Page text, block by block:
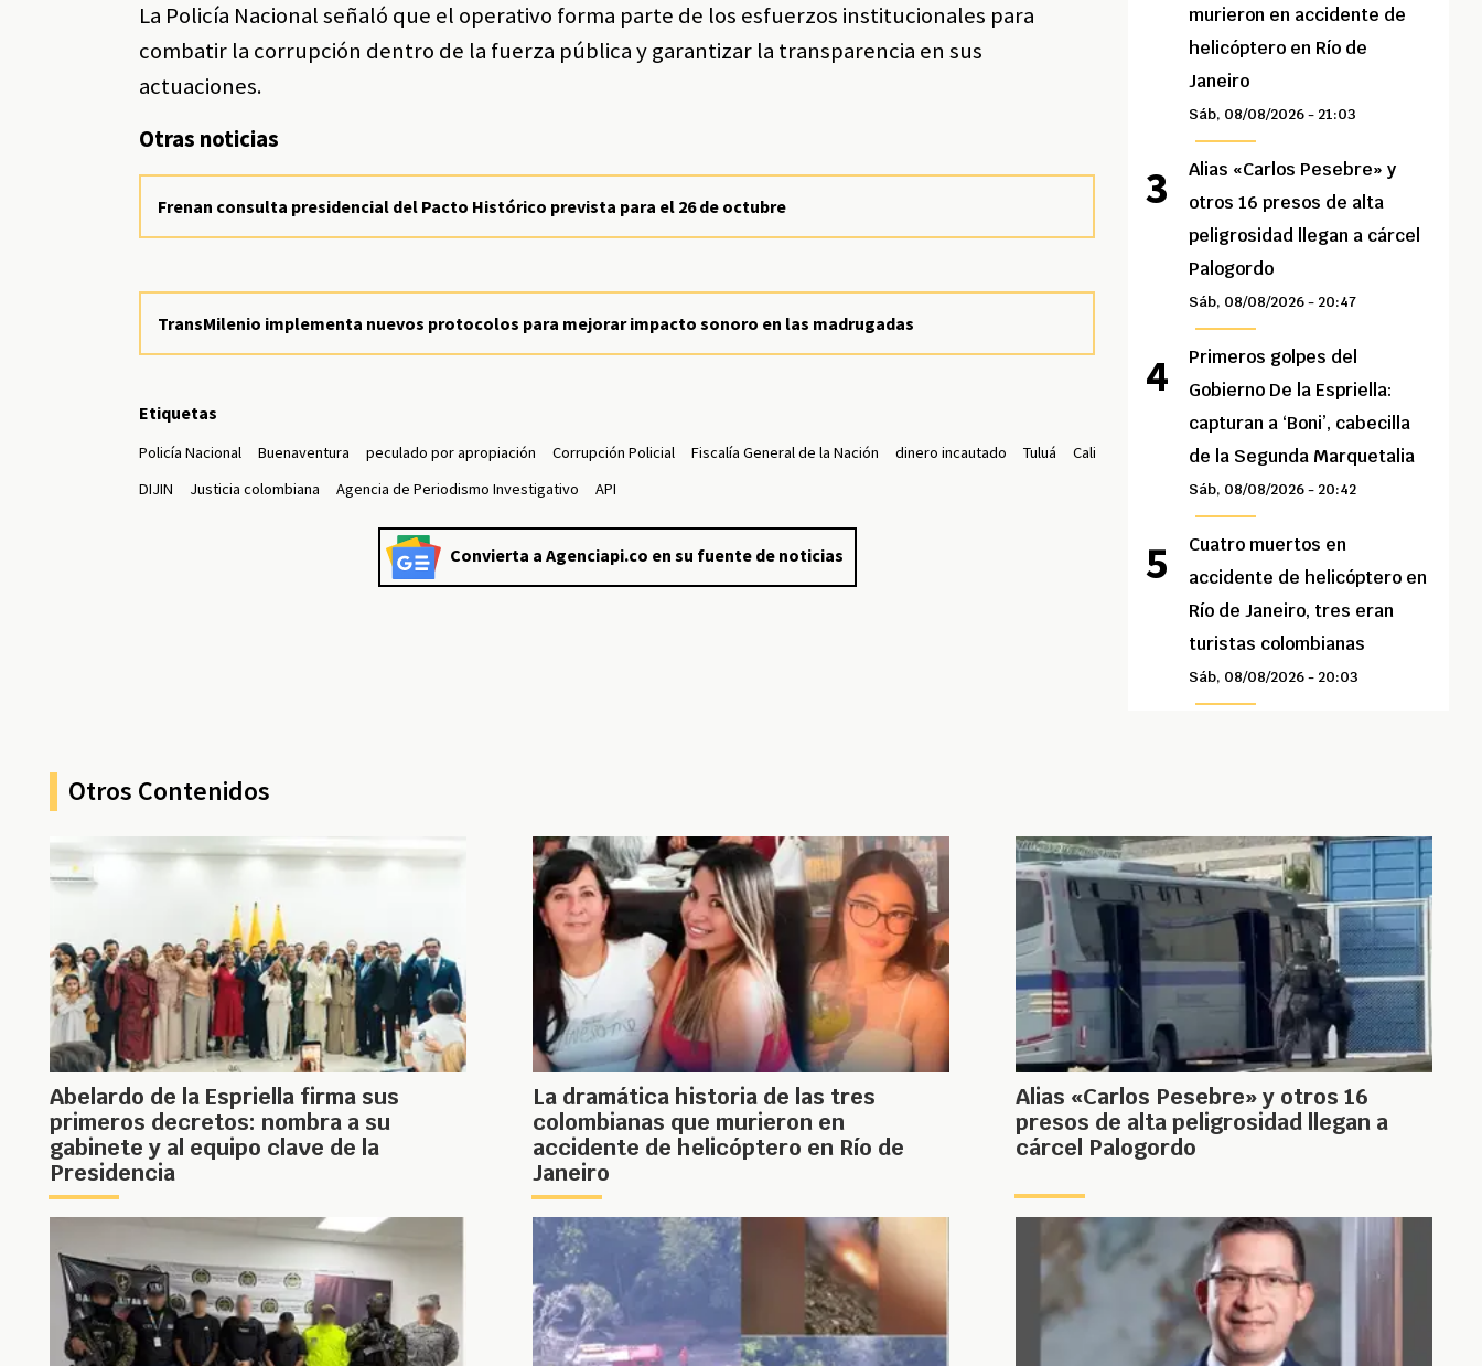
La Policía Nacional señaló que el operativo forma parte de los esfuerzos institucionales para
combatir la corrupción dentro de la fuerza pública y garantizar la transparencia en sus
actuaciones.
Otras noticias
Frenan consulta presidencial del Pacto Histórico prevista para el 26 de octubre
TransMilenio implementa nuevos protocolos para mejorar impacto sonoro en las madrugadas
Etiquetas
Policía Nacional Buenaventura peculado por apropiación Corrupción Policial Fiscalía General de la Nación dinero incautado Tuluá
Cali
DIJIN
Justicia colombiana Agencia de Periodismo Investigativo API
Convierta a Agenciapi.co en su fuente de noticias
murieron en accidente de
helicóptero en Río de
Janeiro
Sáb, 08/08/2026 - 21:03
Alias «Carlos Pesebre» y
otros 16 presos de alta
peligrosidad llegan a cárcel
Palogordo
Sáb, 08/08/2026 - 20:47
Primeros golpes del
Gobierno De la Espriella:
capturan a ‘Boni’, cabecilla
de la Segunda Marquetalia
Sáb, 08/08/2026 - 20:42
Cuatro muertos en
accidente de helicóptero en
Río de Janeiro, tres eran
turistas colombianas
Sáb, 08/08/2026 - 20:03
Otros Contenidos
Abelardo de la Espriella firma sus
primeros decretos: nombra a su
gabinete y al equipo clave de la
Presidencia
La dramática historia de las tres
colombianas que murieron en
accidente de helicóptero en Río de
Janeiro
Alias «Carlos Pesebre» y otros 16
presos de alta peligrosidad llegan a
cárcel Palogordo